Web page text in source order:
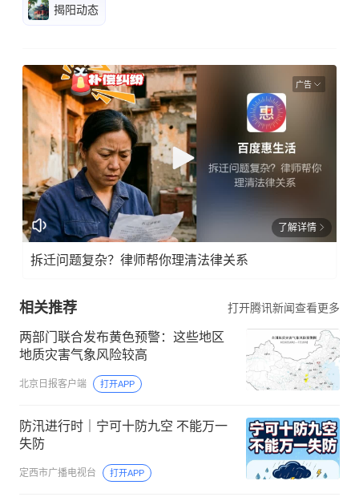
揭阳动态
广告
了解详情
拆迁问题复杂？律师帮你理清法律关系
相关推荐 打开腾讯新闻查看更多
两部门联合发布黄色预警：这些地区
地质灾害气象风险较高
北京日报客户端 打开APP
防汛进行时｜宁可十防九空 不能万一
失防
定西市广播电视台 打开APP